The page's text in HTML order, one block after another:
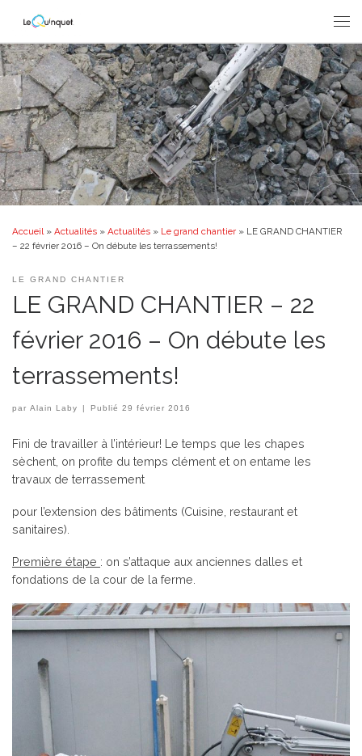
Passer au contenu
Accueil » Actualités » Actualités » Le grand chantier » LE GRAND CHANTIER
– 22 février 2016 – On débute les terrassements!
LE GRAND CHANTIER
LE GRAND CHANTIER – 22
février 2016 – On débute les
terrassements!
par Alain Laby Publié29 février 2016
Fini de travailler à l’intérieur! Le temps que les chapes
sèchent, on profite du temps clément et on entame les
travaux de terrassement
pour l’extension des bâtiments (Cuisine, restaurant et
sanitaires).
Première étape : on s’attaque aux anciennes dalles et
fondations de la cour de la ferme.